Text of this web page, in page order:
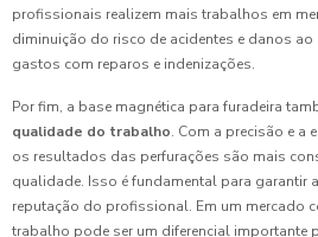
profissionais realizem mais trabalhos em
diminuição do risco de acidentes e danos
gastos com reparos e indenizações.
Por fim, a base magnética para furadeira
qualidade do trabalho. Com a precisão e a
os resultados das perfurações são mais
qualidade. Isso é fundamental para garantir
reputação do profissional. Em um mercado
trabalho pode ser um diferencial importante